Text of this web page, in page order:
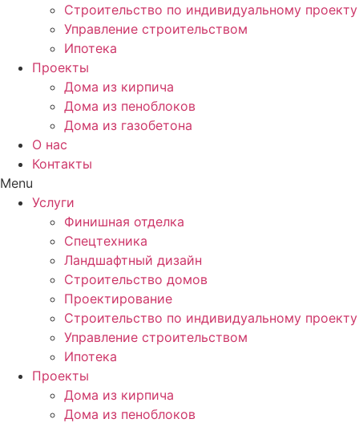
Строительство по индивидуальному проекту
Управление строительством
Ипотека
Проекты
Дома из кирпича
Дома из пеноблоков
Дома из газобетона
О нас
Контакты
Menu
Услуги
Финишная отделка
Спецтехника
Ландшафтный дизайн
Строительство домов
Проектирование
Строительство по индивидуальному проекту
Управление строительством
Ипотека
Проекты
Дома из кирпича
Дома из пеноблоков